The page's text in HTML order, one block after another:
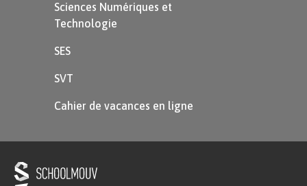
L’exposé de ces principes est fait avec le
le maître de la propagande doit répéter
Sciences Numériques et
Technologie
SES
SVT
Cahier de vacances en ligne